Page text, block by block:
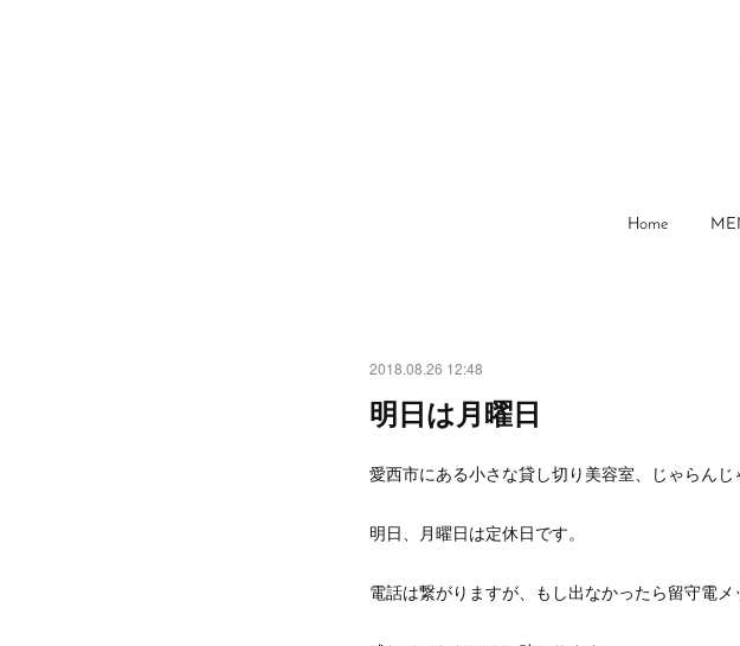
Home
2018.08.26 12:48
明日は月曜日
愛西市にある小さな貸し切り美容室、じゃらんじ
明日、月曜日は定休日です。
電話は繋がりますが、もし出なかったら留守電メ